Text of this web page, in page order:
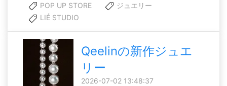
POP UP STORE
ジュエリー
LIÉ STUDIO
Qeelinの新作ジュエ
リー
2026-07-02 13:48:37